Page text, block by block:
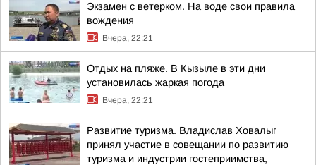
Экзамен с ветерком. На воде свои правила
вождения
Вчера, 22:21
Отдых на пляже. В Кызыле в эти дни
установилась жаркая погода
Вчера, 22:21
Развитие туризма. Владислав Ховалыг
принял участие в совещании по развитию
туризма и индустрии гостеприимства,